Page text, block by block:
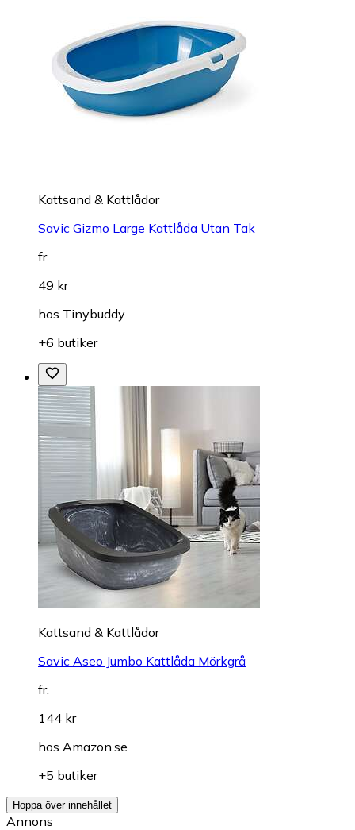
Kattsand & Kattlådor
Savic Gizmo Large Kattlåda Utan Tak
fr.
49 kr
hos Tinybuddy
+6 butiker
Kattsand & Kattlådor
Savic Aseo Jumbo Kattlåda Mörkgrå
fr.
144 kr
hos Amazon.se
+5 butiker
Hoppa över innehållet
Annons